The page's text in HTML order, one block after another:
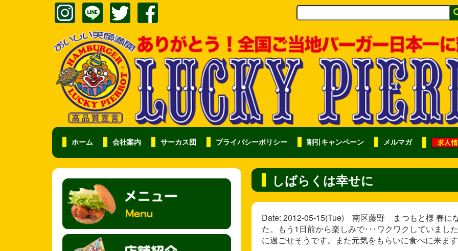
ホーム 会社案内 サーカス団 プライバシーポリシー 割引キャンペーン メルマガ
しばらくは幸せに
Date: 2012-05-15(Tue) 南区藤野 まつもと様 春に
た。もう1日前から楽しみで･･･ワクワクしていまし
に過ごせそうです。また元気をもらいに食べに来ま